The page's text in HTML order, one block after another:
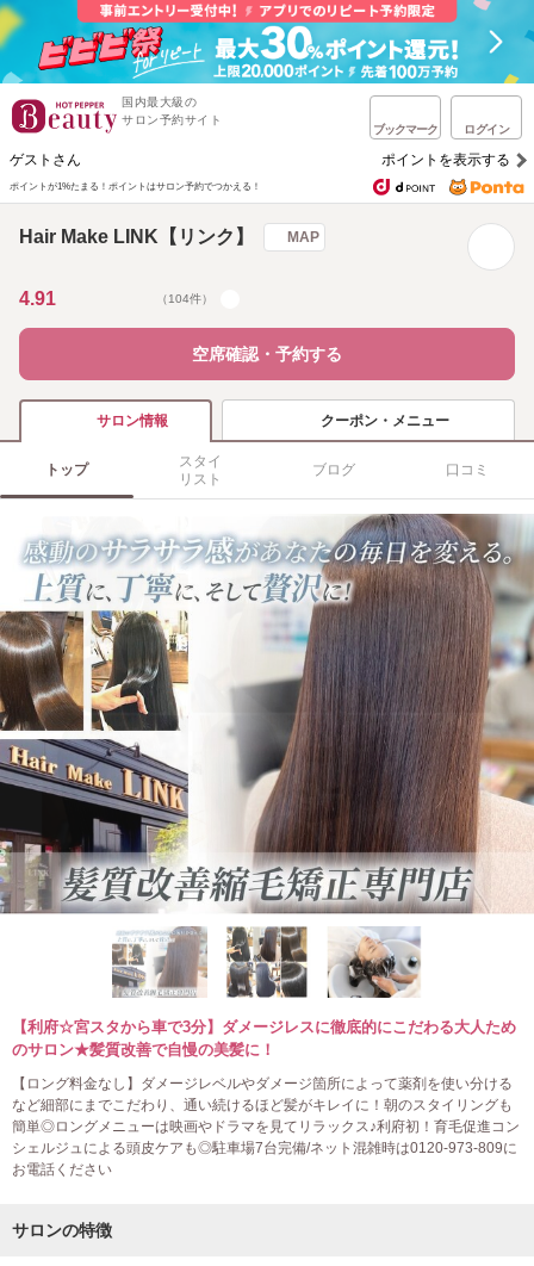
国内最大級の
サロン予約サイト
ブックマーク ログイン
ゲストさん ポイントを表示する
ポイントが1%たまる！ ポイントはサロン予約でつかえる！
Hair Make LINK【リンク】 MAP
4.91 （104件）
空席確認・予約する
サロン情報 クーポン・メニュー
トップ
スタイ
リスト
ブログ 口コミ
【利府☆宮スタから車で3分】ダメージレスに徹底的にこだわる大人ため
のサロン★髪質改善で自慢の美髪に！
【ロング料金なし】ダメージレベルやダメージ箇所によって薬剤を使い分ける
など細部にまでこだわり、通い続けるほど髪がキレイに！朝のスタイリングも
簡単◎ロングメニューは映画やドラマを見てリラックス♪利府初！育毛促進コン
シェルジュによる頭皮ケアも◎駐車場7台完備/ネット混雑時は0120-973-809に
お電話ください
サロンの特徴